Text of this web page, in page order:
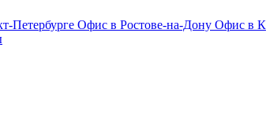
Петербурге Офис в Ростове-на-Дону Офис в